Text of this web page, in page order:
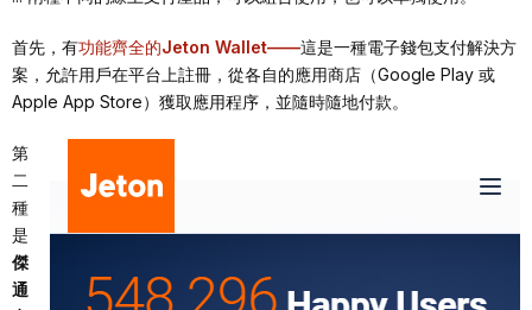
首先，有功能齊全的Jeton Wallet——這是一種電子錢包支付解決方
案，允許用戶在平台上註冊，從各自的應用商店（Google Play 或
Apple App Store）獲取應用程序，並隨時隨地付款。
第
二
種
是
傑
通